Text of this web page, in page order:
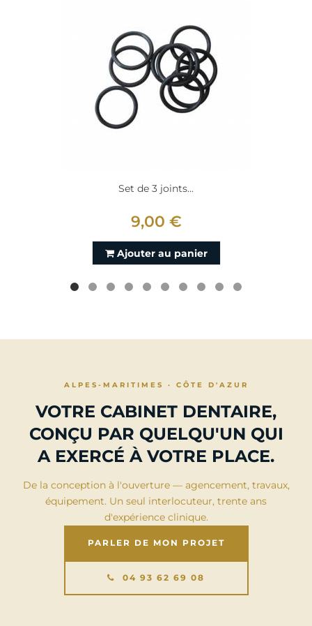
Set de 3 joints...
9,00 €
Ajouter au panier
ALPES-MARITIMES · CÔTE D'AZUR
VOTRE CABINET DENTAIRE,
CONÇU PAR QUELQU'UN QUI
A EXERCÉ À VOTRE PLACE.
De la conception à l'ouverture — agencement, travaux,
équipement. Un seul interlocuteur, trente ans
d'expérience clinique.
PARLER DE MON PROJET
04 93 62 69 08